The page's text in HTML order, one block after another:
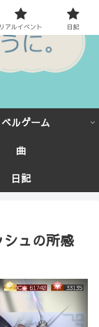
ベルゲーム
曲
日記
ュの所感
リアルイベント 日記